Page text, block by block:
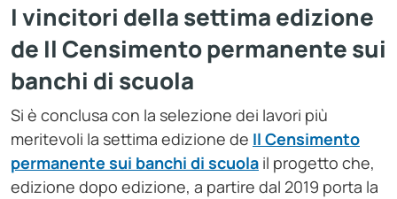
I vincitori della settima edizione
de Il Censimento permanente sui
banchi di scuola
Si è conclusa con la selezione dei lavori più
meritevoli la settima edizione de Il Censimento
permanente sui banchi di scuola il progetto che,
edizione dopo edizione, a partire dal 2019 porta la